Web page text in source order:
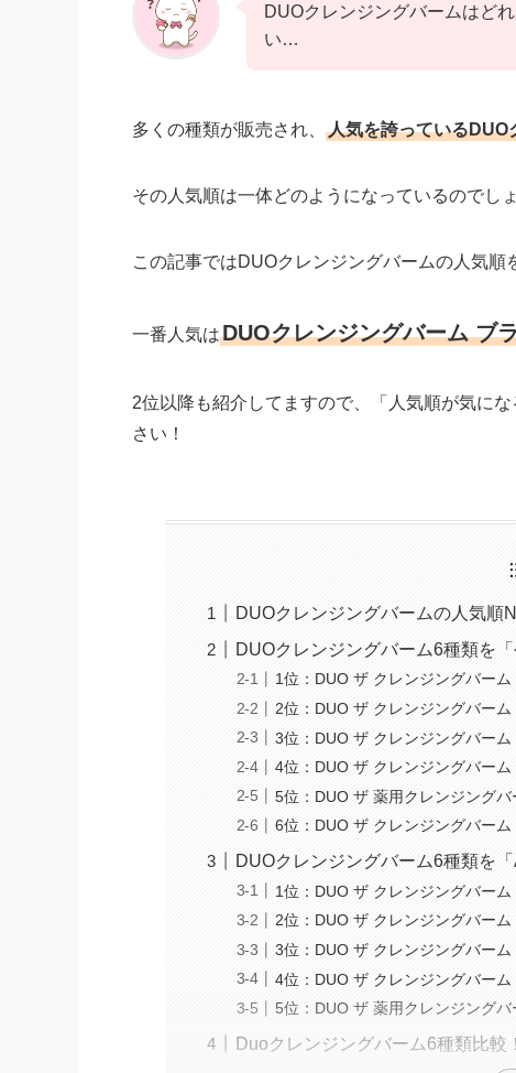
DUOクレンジングバームはど
い…
多くの種類が販売され、 人気を誇っているDUO
その人気順は一体どのようになっているのでし
この記事ではDUOクレンジングバームの人気順
一番人気はDUOクレンジングバーム ブ
2位以降も紹介してますので、「人気順が気に
さい！
DUOクレンジングバームの人気順
DUOクレンジングバーム6種類を
1位：DUO ザ クレンジングバーム
2位：DUO ザ クレンジングバーム
3位：DUO ザ クレンジングバーム
4位：DUO ザ クレンジングバーム
5位：DUO ザ 薬用クレンジングバ
6位：DUO ザ クレンジングバーム
DUOクレンジングバーム6種類を
1位：DUO ザ クレンジングバー
2位：DUO ザ クレンジングバーム
3位：DUO ザ クレンジングバーム
4位：DUO ザ クレンジングバーム
5位：DUO ザ 薬用クレンジングバ
Duoクレンジングバーム6種類比